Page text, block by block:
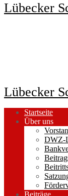
Lübecker
Lübecker
Startseite
Über uns
DWZ-